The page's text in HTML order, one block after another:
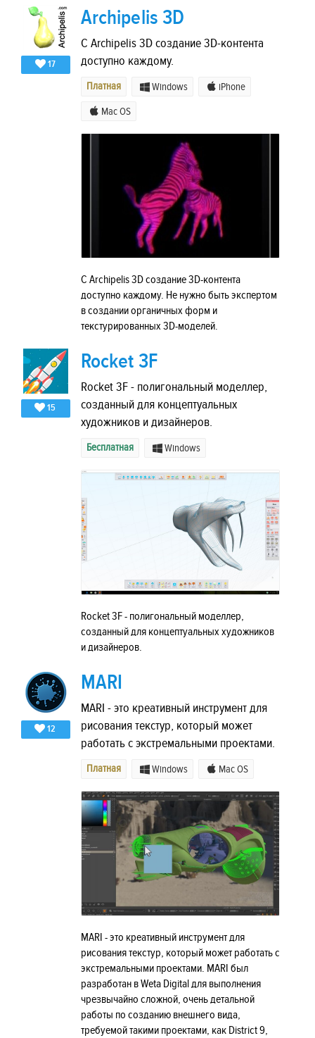
17
Archipelis 3D
С Archipelis 3D создание 3D-контента
доступно каждому.
Платная Windows iPhone
Mac OS
С Archipelis 3D создание 3D-контента
доступно каждому. Не нужно быть экспертом
в создании органичных форм и
текстурированных 3D-моделей.
15
Rocket 3F
Rocket 3F - полигональный моделлер,
созданный для концептуальных
художников и дизайнеров.
Бесплатная Windows
Rocket 3F - полигональный моделлер,
созданный для концептуальных художников
и дизайнеров.
12
MARI
MARI - это креативный инструмент для
рисования текстур, который может
работать с экстремальными проектами.
Платная Windows Mac OS
MARI - это креативный инструмент для
рисования текстур, который может работать с
экстремальными проектами. MARI был
разработан в Weta Digital для выполнения
чрезвычайно сложной, очень детальной
работы по созданию внешнего вида,
требуемой такими проектами, как District 9,